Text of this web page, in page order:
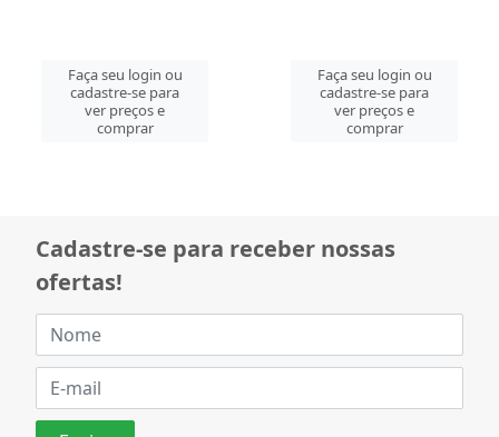
Faça seu login ou
cadastre-se para
ver preços e
comprar
Faça seu login ou
cadastre-se para
ver preços e
comprar
Cadastre-se para receber nossas
ofertas!